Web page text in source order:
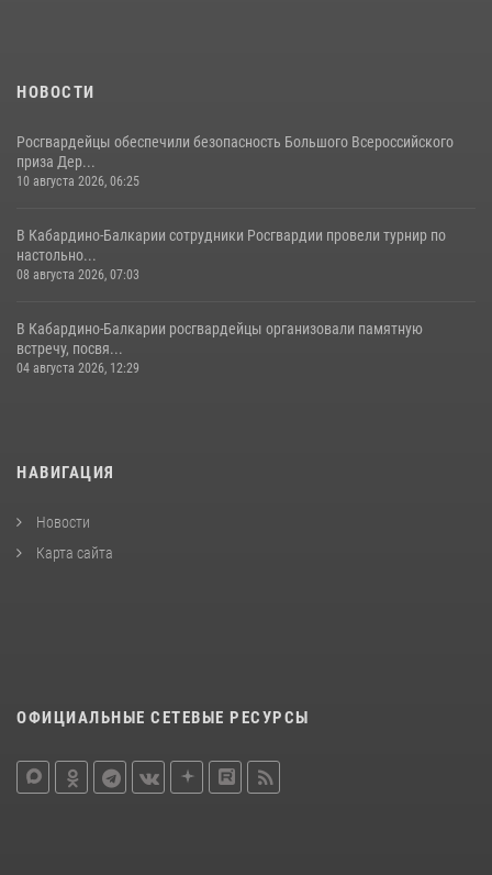
НОВОСТИ
Росгвардейцы обеспечили безопасность Большого Всероссийского
приза Дер...
10 августа 2026, 06:25
В Кабардино-Балкарии сотрудники Росгвардии провели турнир по
настольно...
08 августа 2026, 07:03
В Кабардино-Балкарии росгвардейцы организовали памятную
встречу, посвя...
04 августа 2026, 12:29
НАВИГАЦИЯ
Новости
Карта сайта
ОФИЦИАЛЬНЫЕ СЕТЕВЫЕ РЕСУРСЫ